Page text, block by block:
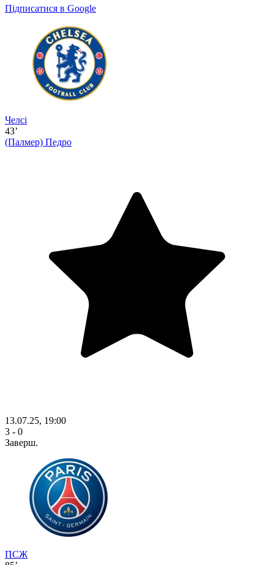
Підписатися в Google
Челсі
43’
(Палмер) Педро
13.07.25, 19:00
3 - 0
Заверш.
ПСЖ